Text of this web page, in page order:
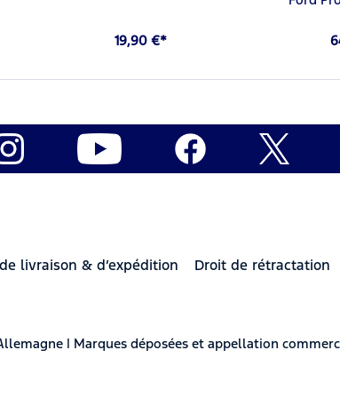
19,90 €*
livraison & d’expédition
Droit de rétractation
| Marques déposées et appellation